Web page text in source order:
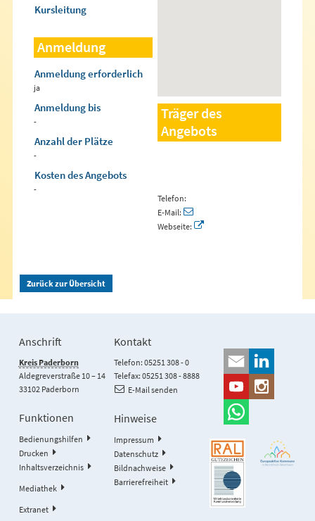
Kursleitung
Anmeldung
Anmeldung erforderlich
ja
Anmeldung bis
-
Anzahl der Plätze
-
Kosten des Angebots
-
Träger des
Angebots
Telefon:
E-Mail:
Webseite:
Zurück zur Übersicht
Anschrift
Kreis Paderborn
Aldegreverstraße 10 – 14
33102 Paderborn
Kontakt
Telefon: 05251 308 - 0
Telefax: 05251 308 - 8888
E-Mail senden
Funktionen
Bedienungshilfen
Drucken
Inhaltsverzeichnis
Mediathek
Extranet
Hinweise
Impressum
Datenschutz
Bildnachweise
Barrierefreiheit